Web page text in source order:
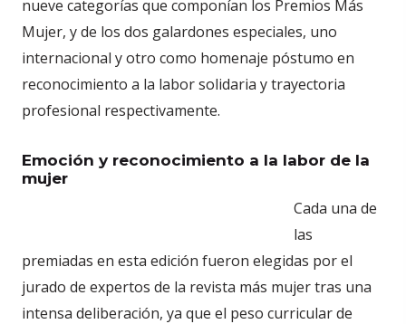
nueve categorías que componían los Premios Más
Mujer, y de los dos galardones especiales, uno
internacional y otro como homenaje póstumo en
reconocimiento a la labor solidaria y trayectoria
profesional respectivamente.
Emoción y reconocimiento a la labor de la
mujer
Cada una de
las
premiadas en esta edición fueron elegidas por el
jurado de expertos de la revista más mujer tras una
intensa deliberación, ya que el peso curricular de